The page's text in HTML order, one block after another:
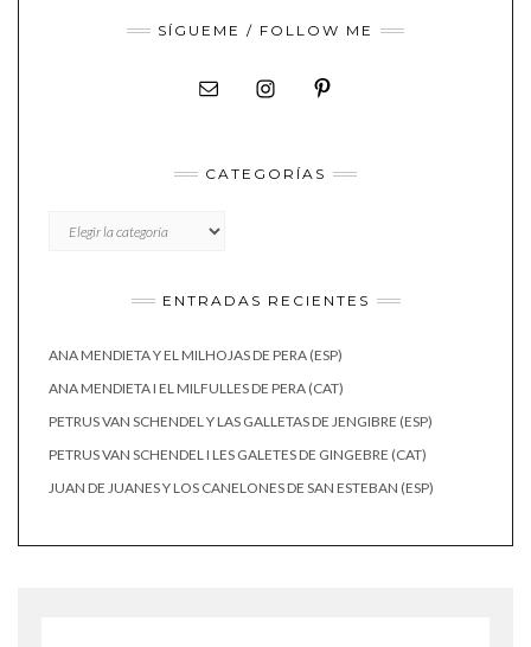
SÍGUEME / FOLLOW ME
CATEGORÍAS
ENTRADAS RECIENTES
ANA MENDIETA Y EL MILHOJAS DE PERA (ESP)
ANA MENDIETA I EL MILFULLES DE PERA (CAT)
PETRUS VAN SCHENDEL Y LAS GALLETAS DE JENGIBRE (ESP)
PETRUS VAN SCHENDEL I LES GALETES DE GINGEBRE (CAT)
JUAN DE JUANES Y LOS CANELONES DE SAN ESTEBAN (ESP)